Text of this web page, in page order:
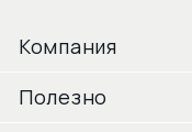
Компания
Полезно